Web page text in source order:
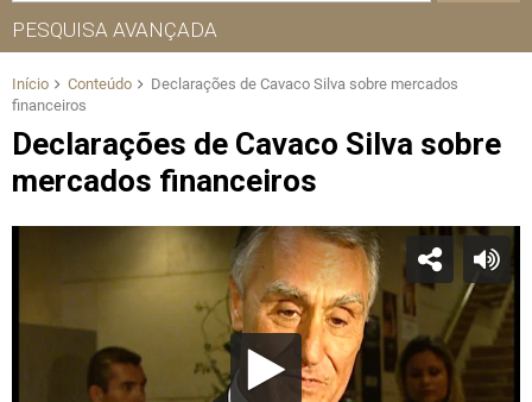
PESQUISA AVANÇADA
Início Conteúdo
Declarações de Cavaco Silva sobre mercados
financeiros
Declarações de Cavaco Silva sobre
mercados financeiros